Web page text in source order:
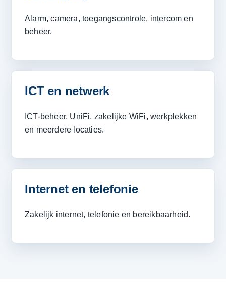
Alarm, camera, toegangscontrole, intercom en
beheer.
ICT en netwerk
ICT-beheer, UniFi, zakelijke WiFi, werkplekken
en meerdere locaties.
Internet en telefonie
Zakelijk internet, telefonie en bereikbaarheid.